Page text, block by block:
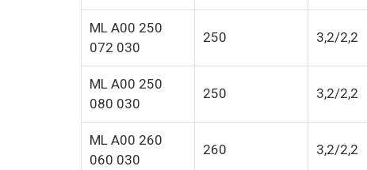
ML A00 250
072 030
250 3,2/2,2
ML A00 250
080 030
250 3,2/2,2
ML A00 260
060 030
260 3,2/2,2